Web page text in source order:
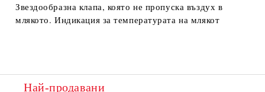
Звездообразна клапа, която не пропуска въздух в
млякото. Индикация за температурата на млякот
Най-продавани